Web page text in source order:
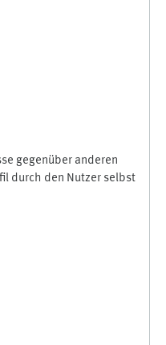
gegenüber anderen
durch den Nutzer selbst